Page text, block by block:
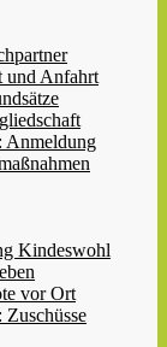
und Anfahrt
Anmeldung
Kindeswohl
vor Ort
Zuschüsse